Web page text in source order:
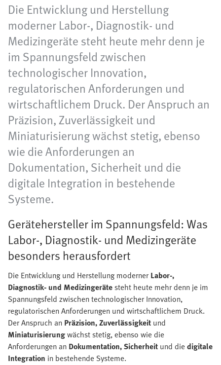
Die Entwicklung und Herstellung
moderner Labor-, Diagnostik- und
Medizingeräte steht heute mehr denn je
im Spannungsfeld zwischen
technologischer Innovation,
regulatorischen Anforderungen und
wirtschaftlichem Druck. Der Anspruch an
Präzision, Zuverlässigkeit und
Miniaturisierung wächst stetig, ebenso
wie die Anforderungen an
Dokumentation, Sicherheit und die
digitale Integration in bestehende
Systeme.
Gerätehersteller im Spannungsfeld: Was
Labor-, Diagnostik- und Medizingeräte
besonders herausfordert
Die Entwicklung und Herstellung moderner Labor-,
Diagnostik- und Medizingeräte steht heute mehr denn je im
Spannungsfeld zwischen technologischer Innovation,
regulatorischen Anforderungen und wirtschaftlichem Druck.
Der Anspruch an Präzision, Zuverlässigkeit und
Miniaturisierungwächst stetig, ebenso wie die
Anforderungen an Dokumentation, Sicherheit und diedigitale
Integration in bestehende Systeme.